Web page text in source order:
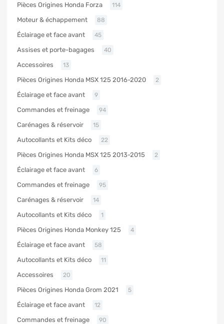
Pièces Origines Honda Forza 114
Moteur & échappement 88
Éclairage et face avant 45
Assises et porte-bagages 40
Accessoires 13
Pièces Origines Honda MSX 125 2016-2020 2
Éclairage et face avant 9
Commandes et freinage 94
Carénages & réservoir 15
Autocollants et Kits déco 22
Pièces Origines Honda MSX 125 2013-2015 2
Éclairage et face avant 6
Commandes et freinage 95
Carénages & réservoir 14
Autocollants et Kits déco 1
Pièces Origines Honda Monkey 125 4
Éclairage et face avant 58
Autocollants et Kits déco 11
Accessoires 20
Pièces Origines Honda Grom 2021 5
Éclairage et face avant 12
Commandes et freinage 90